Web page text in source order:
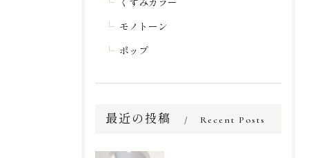
くすみカラー
モノトーン
ポップ
最近の投稿 Recent Posts